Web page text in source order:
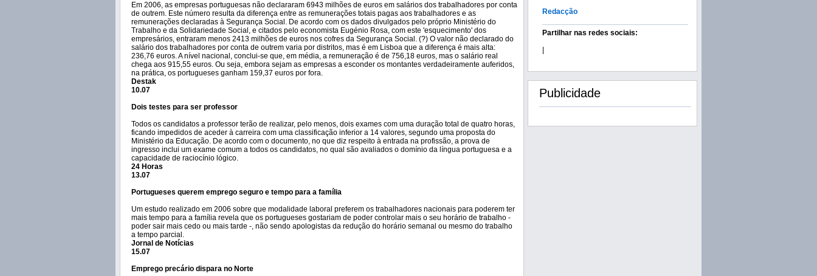
Em 2006, as empresas portuguesas não declararam 6943 milhões de euros em salários dos trabalhadores por conta
de outrem. Este número resulta da diferença entre as remunerações totais pagas aos trabalhadores e as
remunerações declaradas à Segurança Social. De acordo com os dados divulgados pelo próprio Ministério do
Trabalho e da Solidariedade Social, e citados pelo economista Eugénio Rosa, com este 'esquecimento' dos
empresários, entraram menos 2413 milhões de euros nos cofres da Segurança Social. (?) O valor não declarado do
salário dos trabalhadores por conta de outrem varia por distritos, mas é em Lisboa que a diferença é mais alta:
236,76 euros. A nível nacional, conclui-se que, em média, a remuneração é de 756,18 euros, mas o salário real
chega aos 915,55 euros. Ou seja, embora sejam as empresas a esconder os montantes verdadeiramente auferidos,
na prática, os portugueses ganham 159,37 euros por fora.
Destak
10.07
Dois testes para ser professor
Todos os candidatos a professor terão de realizar, pelo menos, dois exames com uma duração total de quatro horas,
ficando impedidos de aceder à carreira com uma classificação inferior a 14 valores, segundo uma proposta do
Ministério da Educação. De acordo com o documento, no que diz respeito à entrada na profissão, a prova de
ingresso inclui um exame comum a todos os candidatos, no qual são avaliados o domínio da língua portuguesa e a
capacidade de raciocínio lógico.
24 Horas
13.07
Portugueses querem emprego seguro e tempo para a família
Um estudo realizado em 2006 sobre que modalidade laboral preferem os trabalhadores nacionais para poderem ter
mais tempo para a família revela que os portugueses gostariam de poder controlar mais o seu horário de trabalho -
poder sair mais cedo ou mais tarde -, não sendo apologistas da redução do horário semanal ou mesmo do trabalho
a tempo parcial.
Jornal de Notícias
15.07
Emprego precário dispara no Norte
Redacção
Partilhar nas redes sociais:
Publicidade